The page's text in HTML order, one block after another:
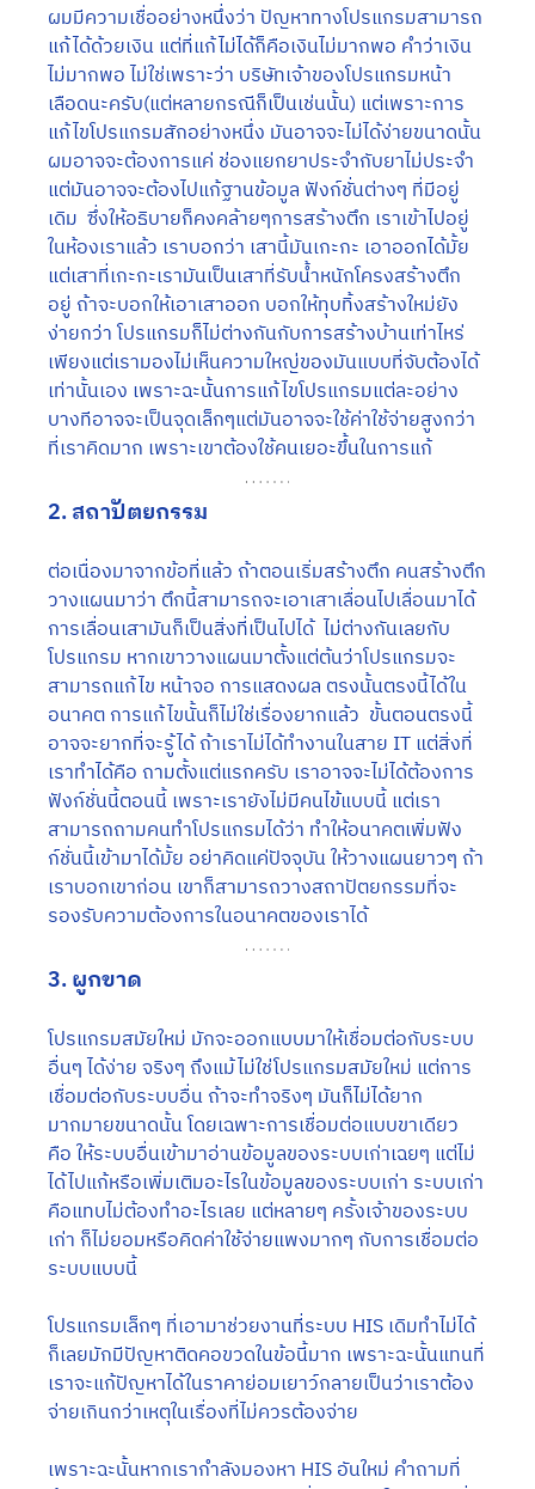
ผมมีความเชื่ออย่างหนึ่งว่า ปัญหาทางโปรแกรมสามารถ
แก้ได้ด้วยเงิน แต่ที่แก้ไม่ได้ก็คือเงินไม่มากพอ คำว่าเงิน
ไม่มากพอ ไม่ใช่เพราะว่า บริษัทเจ้าของโปรแกรมหน้า
เลือดนะครับ(แต่หลายกรณีก็เป็นเช่นนั้น) แต่เพราะการ
แก้ไขโปรแกรมสักอย่างหนึ่ง มันอาจจะไม่ได้ง่ายขนาดนั้น
ผมอาจจะต้องการแค่ ช่องแยกยาประจำกับยาไม่ประจำ
แต่มันอาจจะต้องไปแก้ฐานข้อมูล ฟังก์ชั่นต่างๆ ที่มีอยู่
เดิม  ซึ่งให้อธิบายก็คงคล้ายๆการสร้างตึก เราเข้าไปอยู่
ในห้องเราแล้ว เราบอกว่า เสานี้มันเกะกะ เอาออกได้มั้ย
แต่เสาที่เกะกะเรามันเป็นเสาที่รับน้ำหนักโครงสร้างตึก
อยู่ ถ้าจะบอกให้เอาเสาออก บอกให้ทุบทิ้งสร้างใหม่ยัง
ง่ายกว่า โปรแกรมก็ไม่ต่างกันกับการสร้างบ้านเท่าไหร่
เพียงแต่เรามองไม่เห็นความใหญ่ของมันแบบที่จับต้องได้
เท่านั้นเอง เพราะฉะนั้นการแก้ไขโปรแกรมแต่ละอย่าง
บางทีอาจจะเป็นจุดเล็กๆแต่มันอาจจะใช้ค่าใช้จ่ายสูงกว่า
ที่เราคิดมาก เพราะเขาต้องใช้คนเยอะขึ้นในการแก้
2. สถาปัตยกรรม
ต่อเนื่องมาจากข้อที่แล้ว ถ้าตอนเริ่มสร้างตึก คนสร้างตึก
วางแผนมาว่า ตึกนี้สามารถจะเอาเสาเลื่อนไปเลื่อนมาได้
การเลื่อนเสามันก็เป็นสิ่งที่เป็นไปได้  ไม่ต่างกันเลยกับ
โปรแกรม หากเขาวางแผนมาตั้งแต่ต้นว่าโปรแกรมจะ
สามารถแก้ไข หน้าจอ การแสดงผล ตรงนั้นตรงนี้ได้ใน
อนาคต การแก้ไขนั้นก็ไม่ใช่เรื่องยากแล้ว  ขั้นตอนตรงนี้
อาจจะยากที่จะรู้ได้ ถ้าเราไม่ได้ทำงานในสาย IT แต่สิ่งที่
เราทำได้คือ ถามตั้งแต่แรกครับ เราอาจจะไม่ได้ต้องการ
ฟังก์ชั่นนี้ตอนนี้ เพราะเรายังไม่มีคนไข้แบบนี้ แต่เรา
สามารถถามคนทำโปรแกรมได้ว่า ทำให้อนาคตเพิ่มฟัง
ก์ชั่นนี้เข้ามาได้มั้ย อย่าคิดแค่ปัจจุบัน ให้วางแผนยาวๆ ถ้า
เราบอกเขาก่อน เขาก็สามารถวางสถาปัตยกรรมที่จะ
รองรับความต้องการในอนาคตของเราได้
3. ผูกขาด
โปรแกรมสมัยใหม่ มักจะออกแบบมาให้เชื่อมต่อกับระบบ
อื่นๆ ได้ง่าย จริงๆ ถึงแม้ไม่ใช่โปรแกรมสมัยใหม่ แต่การ
เชื่อมต่อกับระบบอื่น ถ้าจะทำจริงๆ มันก็ไม่ได้ยาก
มากมายขนาดนั้น โดยเฉพาะการเชื่อมต่อแบบขาเดียว
คือ ให้ระบบอื่นเข้ามาอ่านข้อมูลของระบบเก่าเฉยๆ แต่ไม่
ได้ไปแก้หรือเพิ่มเติมอะไรในข้อมูลของระบบเก่า ระบบเก่า
คือแทบไม่ต้องทำอะไรเลย แต่หลายๆ ครั้งเจ้าของระบบ
เก่า ก็ไม่ยอมหรือคิดค่าใช้จ่ายแพงมากๆ กับการเชื่อมต่อ
ระบบแบบนี้
โปรแกรมเล็กๆ ที่เอามาช่วยงานที่ระบบ HIS เดิมทำไม่ได้
ก็เลยมักมีปัญหาติดคอขวดในข้อนี้มาก เพราะฉะนั้นแทนที่
เราจะแก้ปัญหาได้ในราคาย่อมเยาว์กลายเป็นว่าเราต้อง
จ่ายเกินกว่าเหตุในเรื่องที่ไม่ควรต้องจ่าย
เพราะฉะนั้นหากเรากำลังมองหา HIS อันใหม่ คำถามที่